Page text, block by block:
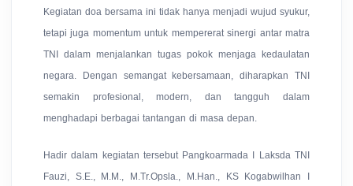
Kegiatan doa bersama ini tidak hanya menjadi wujud syukur,
tetapi juga momentum untuk mempererat sinergi antar matra
TNI dalam menjalankan tugas pokok menjaga kedaulatan
negara. Dengan semangat kebersamaan, diharapkan TNI
semakin profesional, modern, dan tangguh dalam
menghadapi berbagai tantangan di masa depan.
Hadir dalam kegiatan tersebut Pangkoarmada I Laksda TNI
Fauzi, S.E., M.M., M.Tr.Opsla., M.Han., KS Kogabwilhan I